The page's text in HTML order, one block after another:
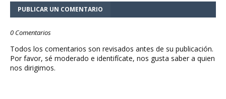
PUBLICAR UN COMENTARIO
0 Comentarios
Todos los comentarios son revisados antes de su publicación.
Por favor, sé moderado e identifícate, nos gusta saber a quien
nos dirigimos.